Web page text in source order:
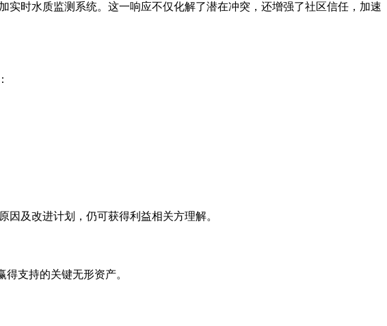
时水质监测系统。这一响应不仅化解了潜在冲突，还增强了社区信任，加速
及改进计划，仍可获得利益相关方理解。
支持的关键无形资产。